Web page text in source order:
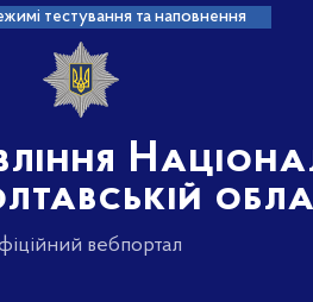
тестування та наповнення
вебпортал